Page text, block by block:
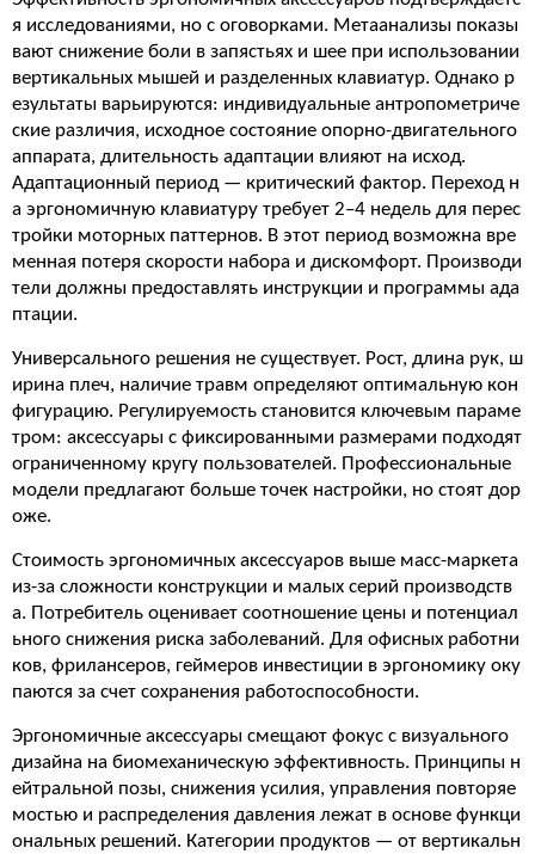
я исследованиями, но с оговорками. Метаанализы показы
вают снижение боли в запястьях и шее при использовании
вертикальных мышей и разделенных клавиатур. Однако р
езультаты варьируются: индивидуальные антропометриче
ские различия, исходное состояние опорно-двигательного
аппарата, длительность адаптации влияют на исход.
Адаптационный период — критический фактор. Переход н
а эргономичную клавиатуру требует 2–4 недель для перес
тройки моторных паттернов. В этот период возможна вре
менная потеря скорости набора и дискомфорт. Производи
тели должны предоставлять инструкции и программы ада
птации.
Универсального решения не существует. Рост, длина рук, ш
ирина плеч, наличие травм определяют оптимальную кон
фигурацию. Регулируемость становится ключевым параме
тром: аксессуары с фиксированными размерами подходят
ограниченному кругу пользователей. Профессиональные
модели предлагают больше точек настройки, но стоят дор
оже.
Стоимость эргономичных аксессуаров выше масс-маркета
из-за сложности конструкции и малых серий производств
а. Потребитель оценивает соотношение цены и потенциал
ьного снижения риска заболеваний. Для офисных работни
ков, фрилансеров, геймеров инвестиции в эргономику оку
паются за счет сохранения работоспособности.
Эргономичные аксессуары смещают фокус с визуального
дизайна на биомеханическую эффективность. Принципы н
ейтральной позы, снижения усилия, управления повторяе
мостью и распределения давления лежат в основе функци
ональных решений. Категории продуктов — от вертикальн